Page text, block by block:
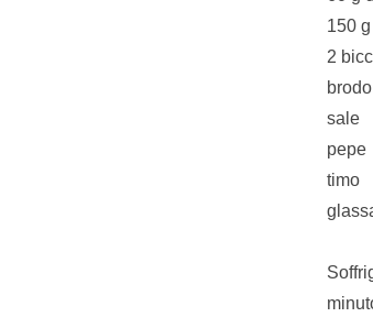
150
2
sale
pepe
timo